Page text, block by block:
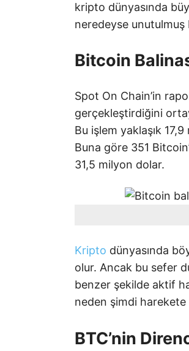
kripto dünyasında
neredeyse unutulmuş
Bitcoin
Spot On Chain’in
gerçekleştirdiğini
Bu işlem yaklaşık
Buna göre 351
31,5 milyon dolar.
Kripto dünyasında
olur. Ancak bu sefer
benzer şekilde aktif
neden şimdi harekete
BTC’nin